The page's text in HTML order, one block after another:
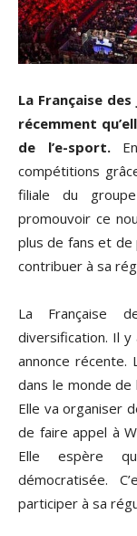
La Française
récemment
de l’e-sport.En
compétitions
filiale du
promouvoir ce
plus de fans et de
contribuer à sa
La Française
diversification. Il
annonce récente.
dans le monde de
Elle va organiser
de faire appel à
Elle espère
démocratisée.
participer à sa